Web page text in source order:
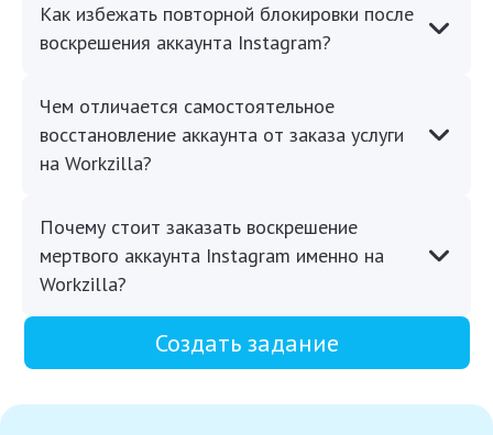
Как избежать повторной блокировки после
воскрешения аккаунта Instagram?
Чем отличается самостоятельное
восстановление аккаунта от заказа услуги
на Workzilla?
Почему стоит заказать воскрешение
мертвого аккаунта Instagram именно на
Workzilla?
Создать задание